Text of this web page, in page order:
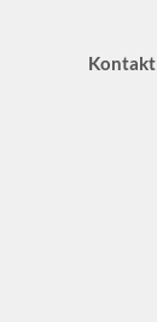
Kontakt